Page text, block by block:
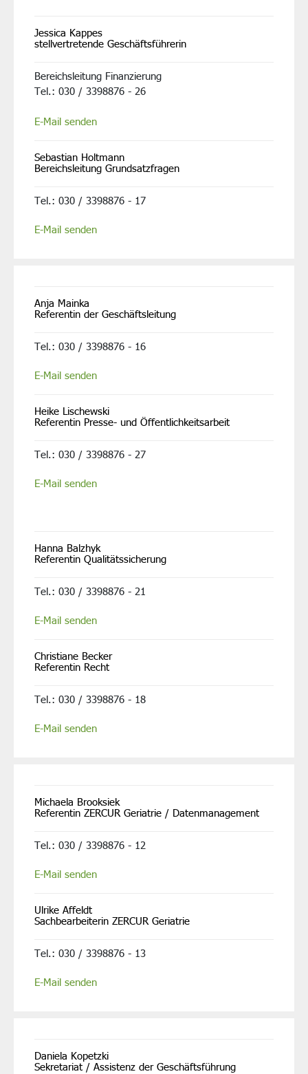
Jessica Kappes
stellvertretende Geschäftsführerin
Bereichsleitung Finanzierung
Tel.: 030 / 3398876 - 26
E-Mail senden
Sebastian Holtmann
Bereichsleitung Grundsatzfragen
Tel.: 030 / 3398876 - 17
E-Mail senden
Anja Mainka
Referentin der Geschäftsleitung
Tel.: 030 / 3398876 - 16
E-Mail senden
Heike Lischewski
Referentin Presse- und Öffentlichkeitsarbeit
Tel.: 030 / 3398876 - 27
E-Mail senden
Hanna Balzhyk
Referentin Qualitätssicherung
Tel.: 030 / 3398876 - 21
E-Mail senden
Christiane Becker
Referentin Recht
Tel.: 030 / 3398876 - 18
E-Mail senden
Michaela Brooksiek
Referentin ZERCUR Geriatrie / Datenmanagement
Tel.: 030 / 3398876 - 12
E-Mail senden
Ulrike Affeldt
Sachbearbeiterin ZERCUR Geriatrie
Tel.: 030 / 3398876 - 13
E-Mail senden
Daniela Kopetzki
Sekretariat / Assistenz der Geschäftsführung